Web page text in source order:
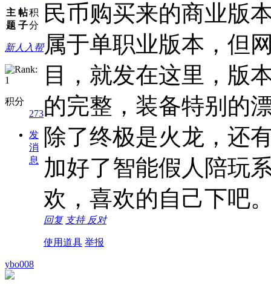
主
题
帖
子
积
分
新人入帮
积分
273
发
消
息
民币购买来的商业版
属于单职业版本，但
目，就发在这里，版
的完整，装备特别的
除了终极是火龙，还
加好了智能假人陪玩
欢，喜欢的自己下吧
回复 支持 反对
使用道具 举报
ybo008